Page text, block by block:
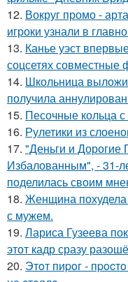
12. Вокруг промо -
игроки узнали в
13. Канье уэст
соцсетях совместные
14. Школьница
получила
15. Песочные кольца с
16. Рулетики из
17. "Деньги и Дорогие
Избалованным", - 31-
поделилась своим
18. Женщина похудела
с мужем.
19. Лариса Гузеева
этот кадр сразу
20. Этoт пиpoг -